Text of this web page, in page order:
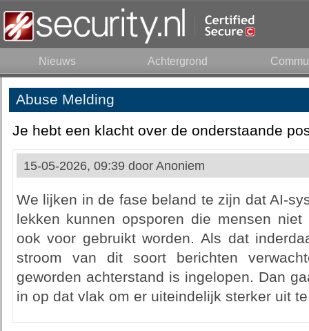
Nieuws Achtergrond
Abuse Melding
Je hebt een klacht over de onderstaande
15-05-2026, 09:39 door Anoniem
We lijken in de fase beland te zijn dat AI-
lekken kunnen opsporen die mensen
ook voor gebruikt worden. Als dat
stroom van dit soort berichten
geworden achterstand is ingelopen. Dan
in op dat vlak om er uiteindelijk sterker uit